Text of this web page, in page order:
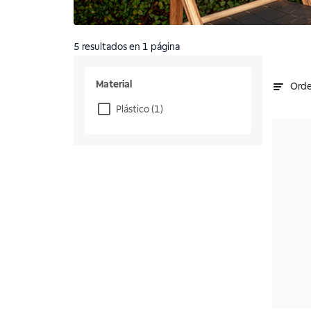
Material
Plástico (1)
5 resultados en 1 página